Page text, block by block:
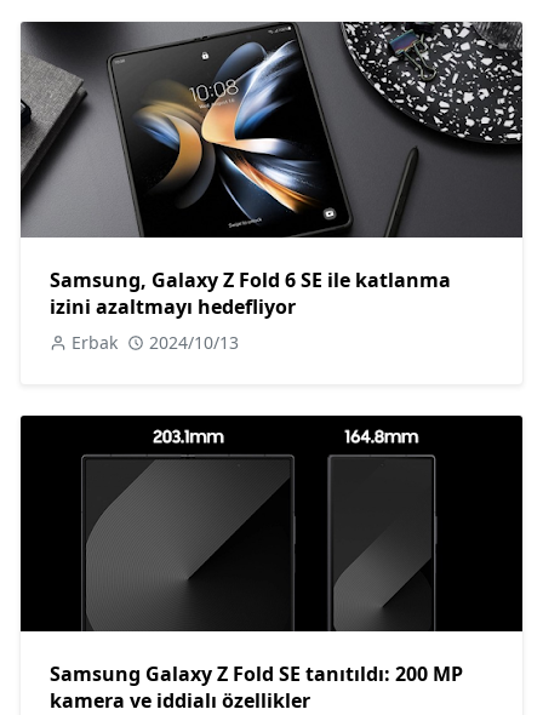
Samsung, Galaxy Z Fold 6 SE ile katlanma
izini azaltmayı hedefliyor
Erbak 2024/10/13
Samsung Galaxy Z Fold SE tanıtıldı: 200 MP
kamera ve iddialı özellikler